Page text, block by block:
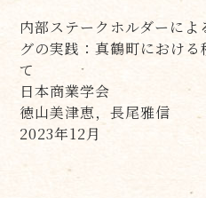
内部ステークホルダーに
グの実践：真鶴町におけ
て
日本商業学会
徳山美津恵，長尾雅信
2023年12月